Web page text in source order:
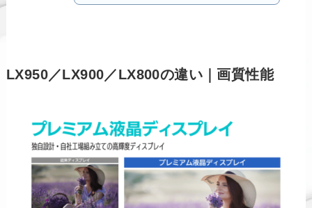
LX950／LX900／LX800の違い｜画質性能